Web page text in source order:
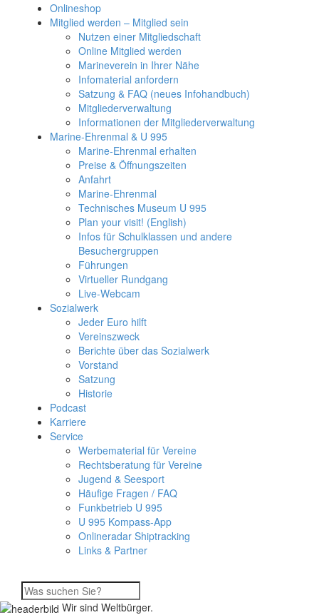
Onlineshop
Mitglied werden – Mitglied sein
Nutzen einer Mitgliedschaft
Online Mitglied werden
Marineverein in Ihrer Nähe
Infomaterial anfordern
Satzung & FAQ (neues Infohandbuch)
Mitgliederverwaltung
Informationen der Mitgliederverwaltung
Marine-Ehrenmal & U 995
Marine-Ehrenmal erhalten
Preise & Öffnungszeiten
Anfahrt
Marine-Ehrenmal
Technisches Museum U 995
Plan your visit! (English)
Infos für Schulklassen und andere
Besuchergruppen
Führungen
Virtueller Rundgang
Live-Webcam
Sozialwerk
Jeder Euro hilft
Vereinszweck
Berichte über das Sozialwerk
Vorstand
Satzung
Historie
Podcast
Karriere
Service
Werbematerial für Vereine
Rechtsberatung für Vereine
Jugend & Seesport
Häufige Fragen / FAQ
Funkbetrieb U 995
U 995 Kompass-App
Onlineradar Shiptracking
Links & Partner
Wir sind Weltbürger.